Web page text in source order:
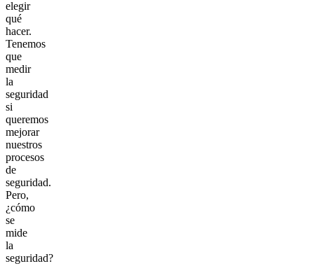
elegir
qué
hacer.
Tenemos
que
medir
la
seguridad
si
queremos
mejorar
nuestros
procesos
de
seguridad.
Pero,
¿cómo
se
mide
la
seguridad?